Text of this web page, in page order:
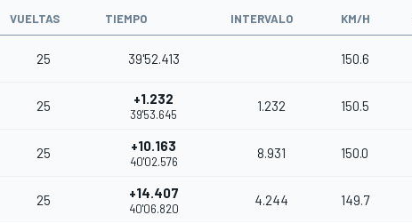
VUELTAS TIEMPO INTERVALO KM/H
25 39'52.413 150.6
25 +1.232
39'53.645
1.232 150.5
25 +10.163
40'02.576
8.931 150.0
25 +14.407
40'06.820
4.244 149.7